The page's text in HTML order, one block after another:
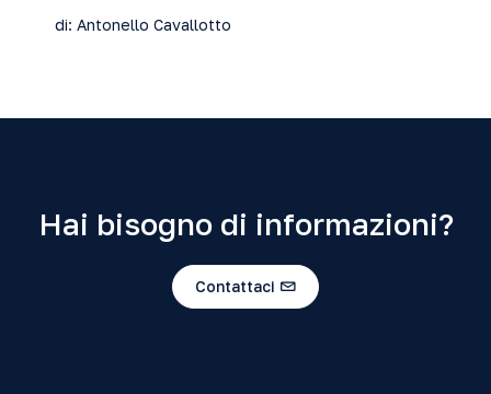
di: Antonello Cavallotto
Hai bisogno di informazioni?
Contattaci